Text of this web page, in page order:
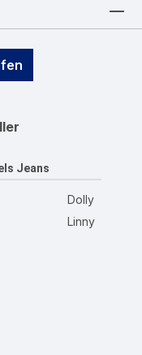
Jeans
Dolly
Linny